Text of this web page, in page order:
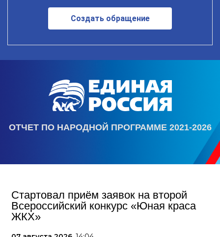
Создать обращение
ОТЧЕТ ПО НАРОДНОЙ ПРОГРАММЕ 2021-2026
Стартовал приём заявок на второй
Всероссийский конкурс «Юная краса
ЖКХ»